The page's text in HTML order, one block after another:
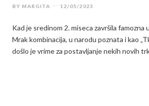
BY MARGITA 12/05/2023
Kad je sredinom 2. miseca završila famozna
Mrak kombinacija, u narodu poznata i kao
došlo je vrime za postavljanje nekih novih